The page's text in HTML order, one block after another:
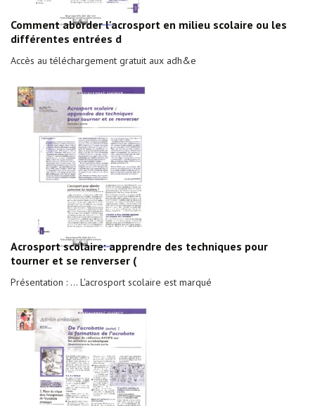
Comment aborder l'acrosport en milieu scolaire ou les
différentes entrées d
Accès au téléchargement gratuit aux adh&e
Acrosport scolaire: apprendre des techniques pour
tourner et se renverser (
Présentation : ... L'acrosport scolaire est marqué